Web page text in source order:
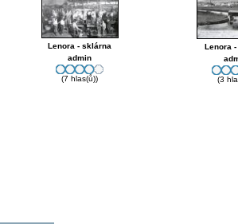
Lenora - sklárna
admin
(7 hlas(ů))
Lenora
(3